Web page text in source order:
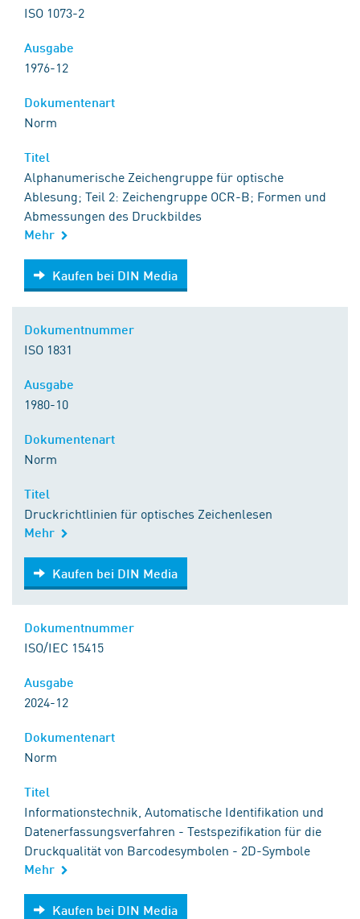
ISO 1073-2
1976-12
Norm
Alphanumerische Zeichengruppe für optische
Ablesung; Teil 2: Zeichengruppe OCR-B; Formen und
Abmessungen des Druckbildes
Mehr
Kaufen bei DIN Media
Kaufen bei DIN Media
ISO 1831
1980-10
Norm
Druckrichtlinien für optisches Zeichenlesen
Mehr
Kaufen bei DIN Media
Kaufen bei DIN Media
ISO/IEC 15415
2024-12
Norm
Informationstechnik, Automatische Identifikation und
Datenerfassungsverfahren - Testspezifikation für die
Druckqualität von Barcodesymbolen - 2D-Symbole
Mehr
Kaufen bei DIN Media
Kaufen bei DIN Media